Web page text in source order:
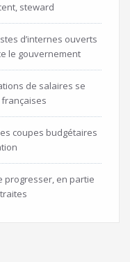
steward
d’internes ouverts
le gouvernement
de salaires se
coupes budgétaires
progresser, en partie